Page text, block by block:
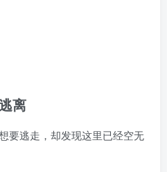
离
要逃走，却发现这里已经空无